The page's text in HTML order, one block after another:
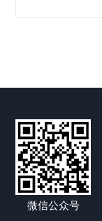
微信公众号